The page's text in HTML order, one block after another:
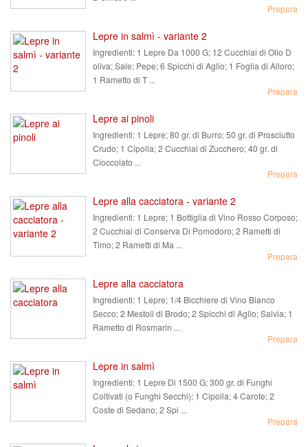
Prepara
Lepre in salmì - variante 2
Ingredienti: 1 Lepre Da 1000 G; 12 Cucchiai di Olio D
oliva; Sale; Pepe; 6 Spicchi di Aglio; 1 Foglia di Alloro;
1 Rametto di T ...
Prepara
Lepre ai pinoli
Ingredienti: 1 Lepre; 80 gr. di Burro; 50 gr. di Prosciutto
Crudo; 1 Cipolla; 2 Cucchiai di Zucchero; 40 gr. di
Cioccolato ...
Prepara
Lepre alla cacciatora - variante 2
Ingredienti: 1 Lepre; 1 Bottiglia di Vino Rosso Corposo;
2 Cucchiai di Conserva Di Pomodoro; 2 Rametti di
Timo; 2 Rametti di Ma ...
Prepara
Lepre alla cacciatora
Ingredienti: 1 Lepre; 1/4 Bicchiere di Vino Bianco
Secco; 2 Mestoli di Brodo; 2 Spicchi di Aglio; Salvia; 1
Rametto di Rosmarin ...
Prepara
Lepre in salmì
Ingredienti: 1 Lepre Di 1500 G; 300 gr. di Funghi
Coltivati (o Funghi Secchi); 1 Cipolla; 4 Carote; 2
Coste di Sedano; 2 Spi ...
Prepara